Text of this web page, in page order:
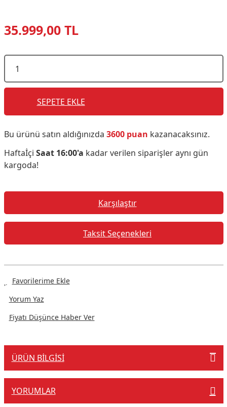
35.999,00 TL
SEPETE EKLE
Bu ürünü satın aldığınızda 3600 puan kazanacaksınız.
Haftaİçi Saat 16:00'a kadar verilen siparişler aynı gün
kargoda!
Karşılaştır
Taksit Seçenekleri
Yorum Yaz
Fiyatı Düşünce Haber Ver
ÜRÜN BILGISI
YORUMLAR